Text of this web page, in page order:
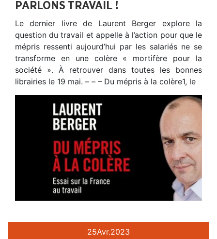
PARLONS TRAVAIL !
Le dernier livre de Laurent Berger explore la
question du travail et appelle à l’action pour que le
mépris ressenti aujourd’hui par les salariés ne se
transforme en une colère « mortifère pour la
société ». À retrouver dans toutes les bonnes
librairies le 19 mai. – – – Du mépris à la colère1, le
25Avr.2023